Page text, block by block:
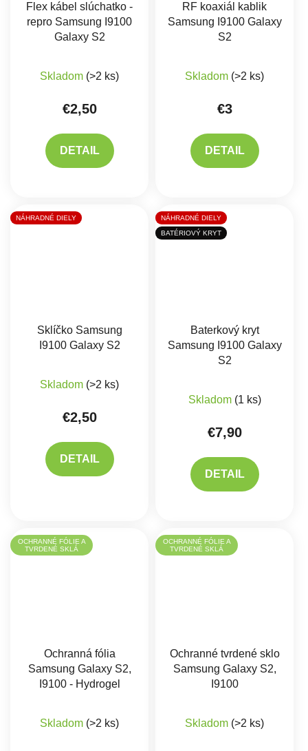
Flex kábel slúchatko -
repro Samsung I9100
Galaxy S2
Skladom (>2 ks)
€2,50
DETAIL
RF koaxiál kablik
Samsung I9100 Galaxy
S2
Skladom (>2 ks)
€3
DETAIL
NÁHRADNÉ DIELY
Sklíčko Samsung
I9100 Galaxy S2
Skladom (>2 ks)
€2,50
DETAIL
NÁHRADNÉ DIELY
BATÉRIOVÝ KRYT
Baterkový kryt
Samsung I9100 Galaxy
S2
Skladom (1 ks)
€7,90
DETAIL
OCHRANNÉ FÓLIE A
TVRDENÉ SKLÁ
Ochranná fólia
Samsung Galaxy S2,
I9100 - Hydrogel
Skladom (>2 ks)
OCHRANNÉ FÓLIE A
TVRDENÉ SKLÁ
Ochranné tvrdené sklo
Samsung Galaxy S2,
I9100
Skladom (>2 ks)